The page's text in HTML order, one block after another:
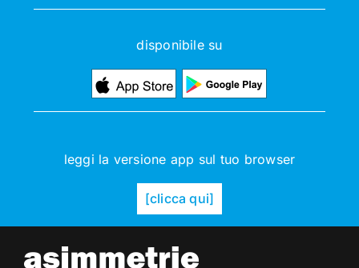
disponibile su
leggi la versione app sul tuo browser
[clicca qui]